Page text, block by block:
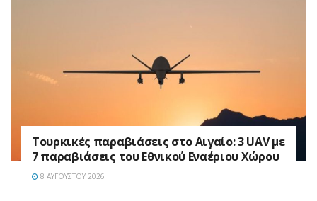
Τουρκικές παραβιάσεις στο Αιγαίο: 3 UAV με
7 παραβιάσεις του Εθνικού Εναέριου Χώρου
8 ΑΥΓΟΎΣΤΟΥ 2026